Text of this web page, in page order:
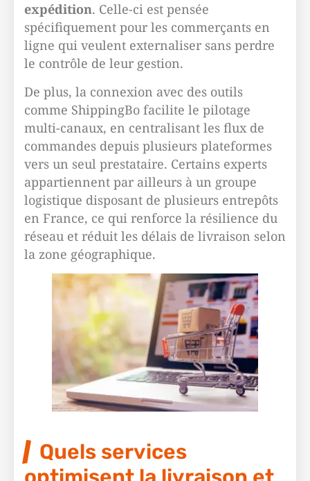
expédition. Celle-ci est pensée
spécifiquement pour les commerçants en
ligne qui veulent externaliser sans perdre
le contrôle de leur gestion.
De plus, la connexion avec des outils
comme ShippingBo facilite le pilotage
multi-canaux, en centralisant les flux de
commandes depuis plusieurs plateformes
vers un seul prestataire. Certains experts
appartiennent par ailleurs à un groupe
logistique disposant de plusieurs entrepôts
en France, ce qui renforce la résilience du
réseau et réduit les délais de livraison selon
la zone géographique.
Quels services